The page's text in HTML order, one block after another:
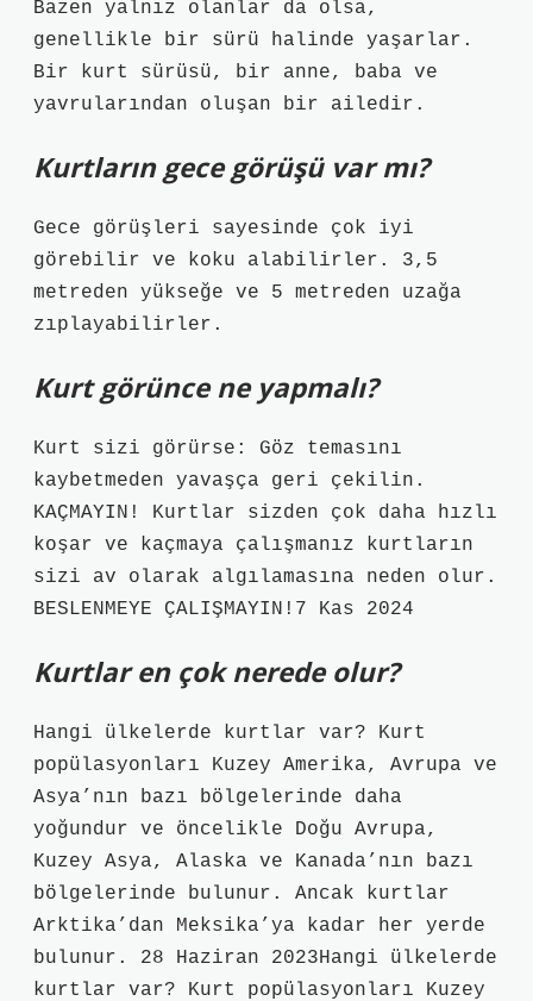
Bazen yalnız olanlar da olsa,
genellikle bir sürü halinde yaşarlar.
Bir kurt sürüsü, bir anne, baba ve
yavrularından oluşan bir ailedir.
Kurtların gece görüşü var mı?
Gece görüşleri sayesinde çok iyi
görebilir ve koku alabilirler. 3,5
metreden yükseğe ve 5 metreden uzağa
zıplayabilirler.
Kurt görünce ne yapmalı?
Kurt sizi görürse: Göz temasını
kaybetmeden yavaşça geri çekilin.
KAÇMAYIN! Kurtlar sizden çok daha hızlı
koşar ve kaçmaya çalışmanız kurtların
sizi av olarak algılamasına neden olur.
BESLENMEYE ÇALIŞMAYIN!7 Kas 2024
Kurtlar en çok nerede olur?
Hangi ülkelerde kurtlar var? Kurt
popülasyonları Kuzey Amerika, Avrupa ve
Asya’nın bazı bölgelerinde daha
yoğundur ve öncelikle Doğu Avrupa,
Kuzey Asya, Alaska ve Kanada’nın bazı
bölgelerinde bulunur. Ancak kurtlar
Arktika’dan Meksika’ya kadar her yerde
bulunur. 28 Haziran 2023Hangi ülkelerde
kurtlar var? Kurt popülasyonları Kuzey